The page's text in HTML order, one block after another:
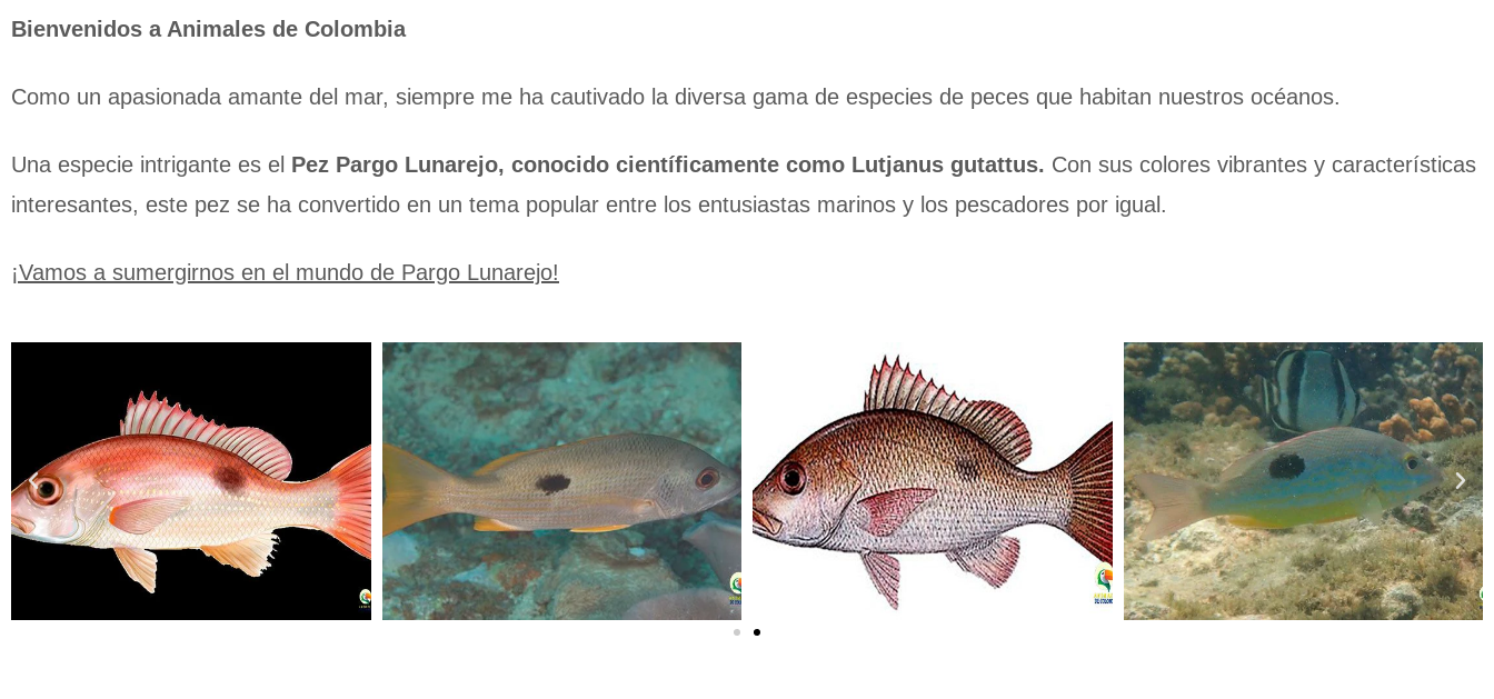
Bienvenidos a Animales de Colombia
Como un apasionada amante del mar, siempre me ha cautivado la diversa gama de especies de peces que habitan nuestros océanos.
Una especie intrigante es el Pez Pargo Lunarejo, conocido científicamente como Lutjanus gutattus. Con sus colores vibrantes y características
interesantes, este pez se ha convertido en un tema popular entre los entusiastas marinos y los pescadores por igual.
¡Vamos a sumergirnos en el mundo de Pargo Lunarejo!